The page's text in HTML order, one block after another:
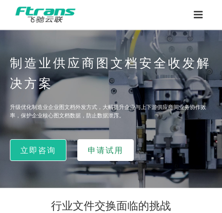
制造业供应商图文档安全收发解
决方案
升级优化制造业企业图文档外发方式，大幅提升企业与上下游供应商间业务协作效
率，保护企业核心图文档数据，防止数据泄露。
立即咨询 申请试用
行业文件交换面临的挑战